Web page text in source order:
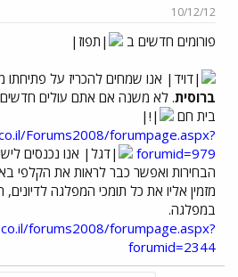
ש
א
ר
10/12/12
פורומים חדשים ב
אנו שמחים להכריז על
ברוסית. לא משנה אם אתם עולים חדשים
בית חם
Forums2008/forumpage.aspx?
forumid=979
אנו נכנסים
הבחירות ואפשר כבר לראות את הקלפי
מזמין אליו את כל תומכי המפלגה
במפלגה.
forums2008/forumpage.aspx?
forumid=2344